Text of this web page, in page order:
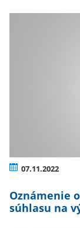
07.11.2022
Oznámenie
súhlasu na